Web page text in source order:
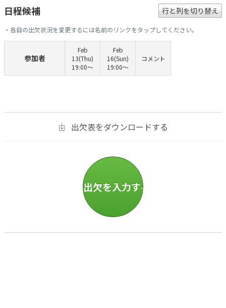
日程候補 行と列を切り替え
・各自の出欠状況を変更するには名前のリンクをタップしてください。
参加者
Feb
13(Thu)
19:00〜
Feb
16(Sun)
19:00〜
コメント
出欠表をダウンロードする